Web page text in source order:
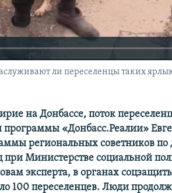
ли переселенцы таких
на Донбассе, поток
программы «Донбасс.Реалии»
региональных советников по
Министерстве социальной
эксперта, в органах
100 переселенцев. Люди